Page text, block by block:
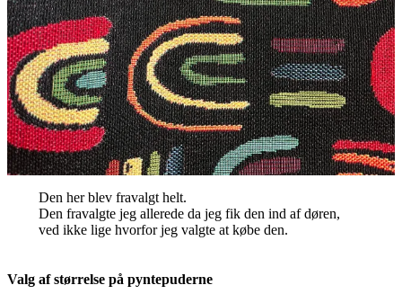
Den her blev fravalgt helt.
Den fravalgte jeg allerede da jeg fik den ind af døren,
ved ikke lige hvorfor jeg valgte at købe den.
Valg af størrelse på pyntepuderne